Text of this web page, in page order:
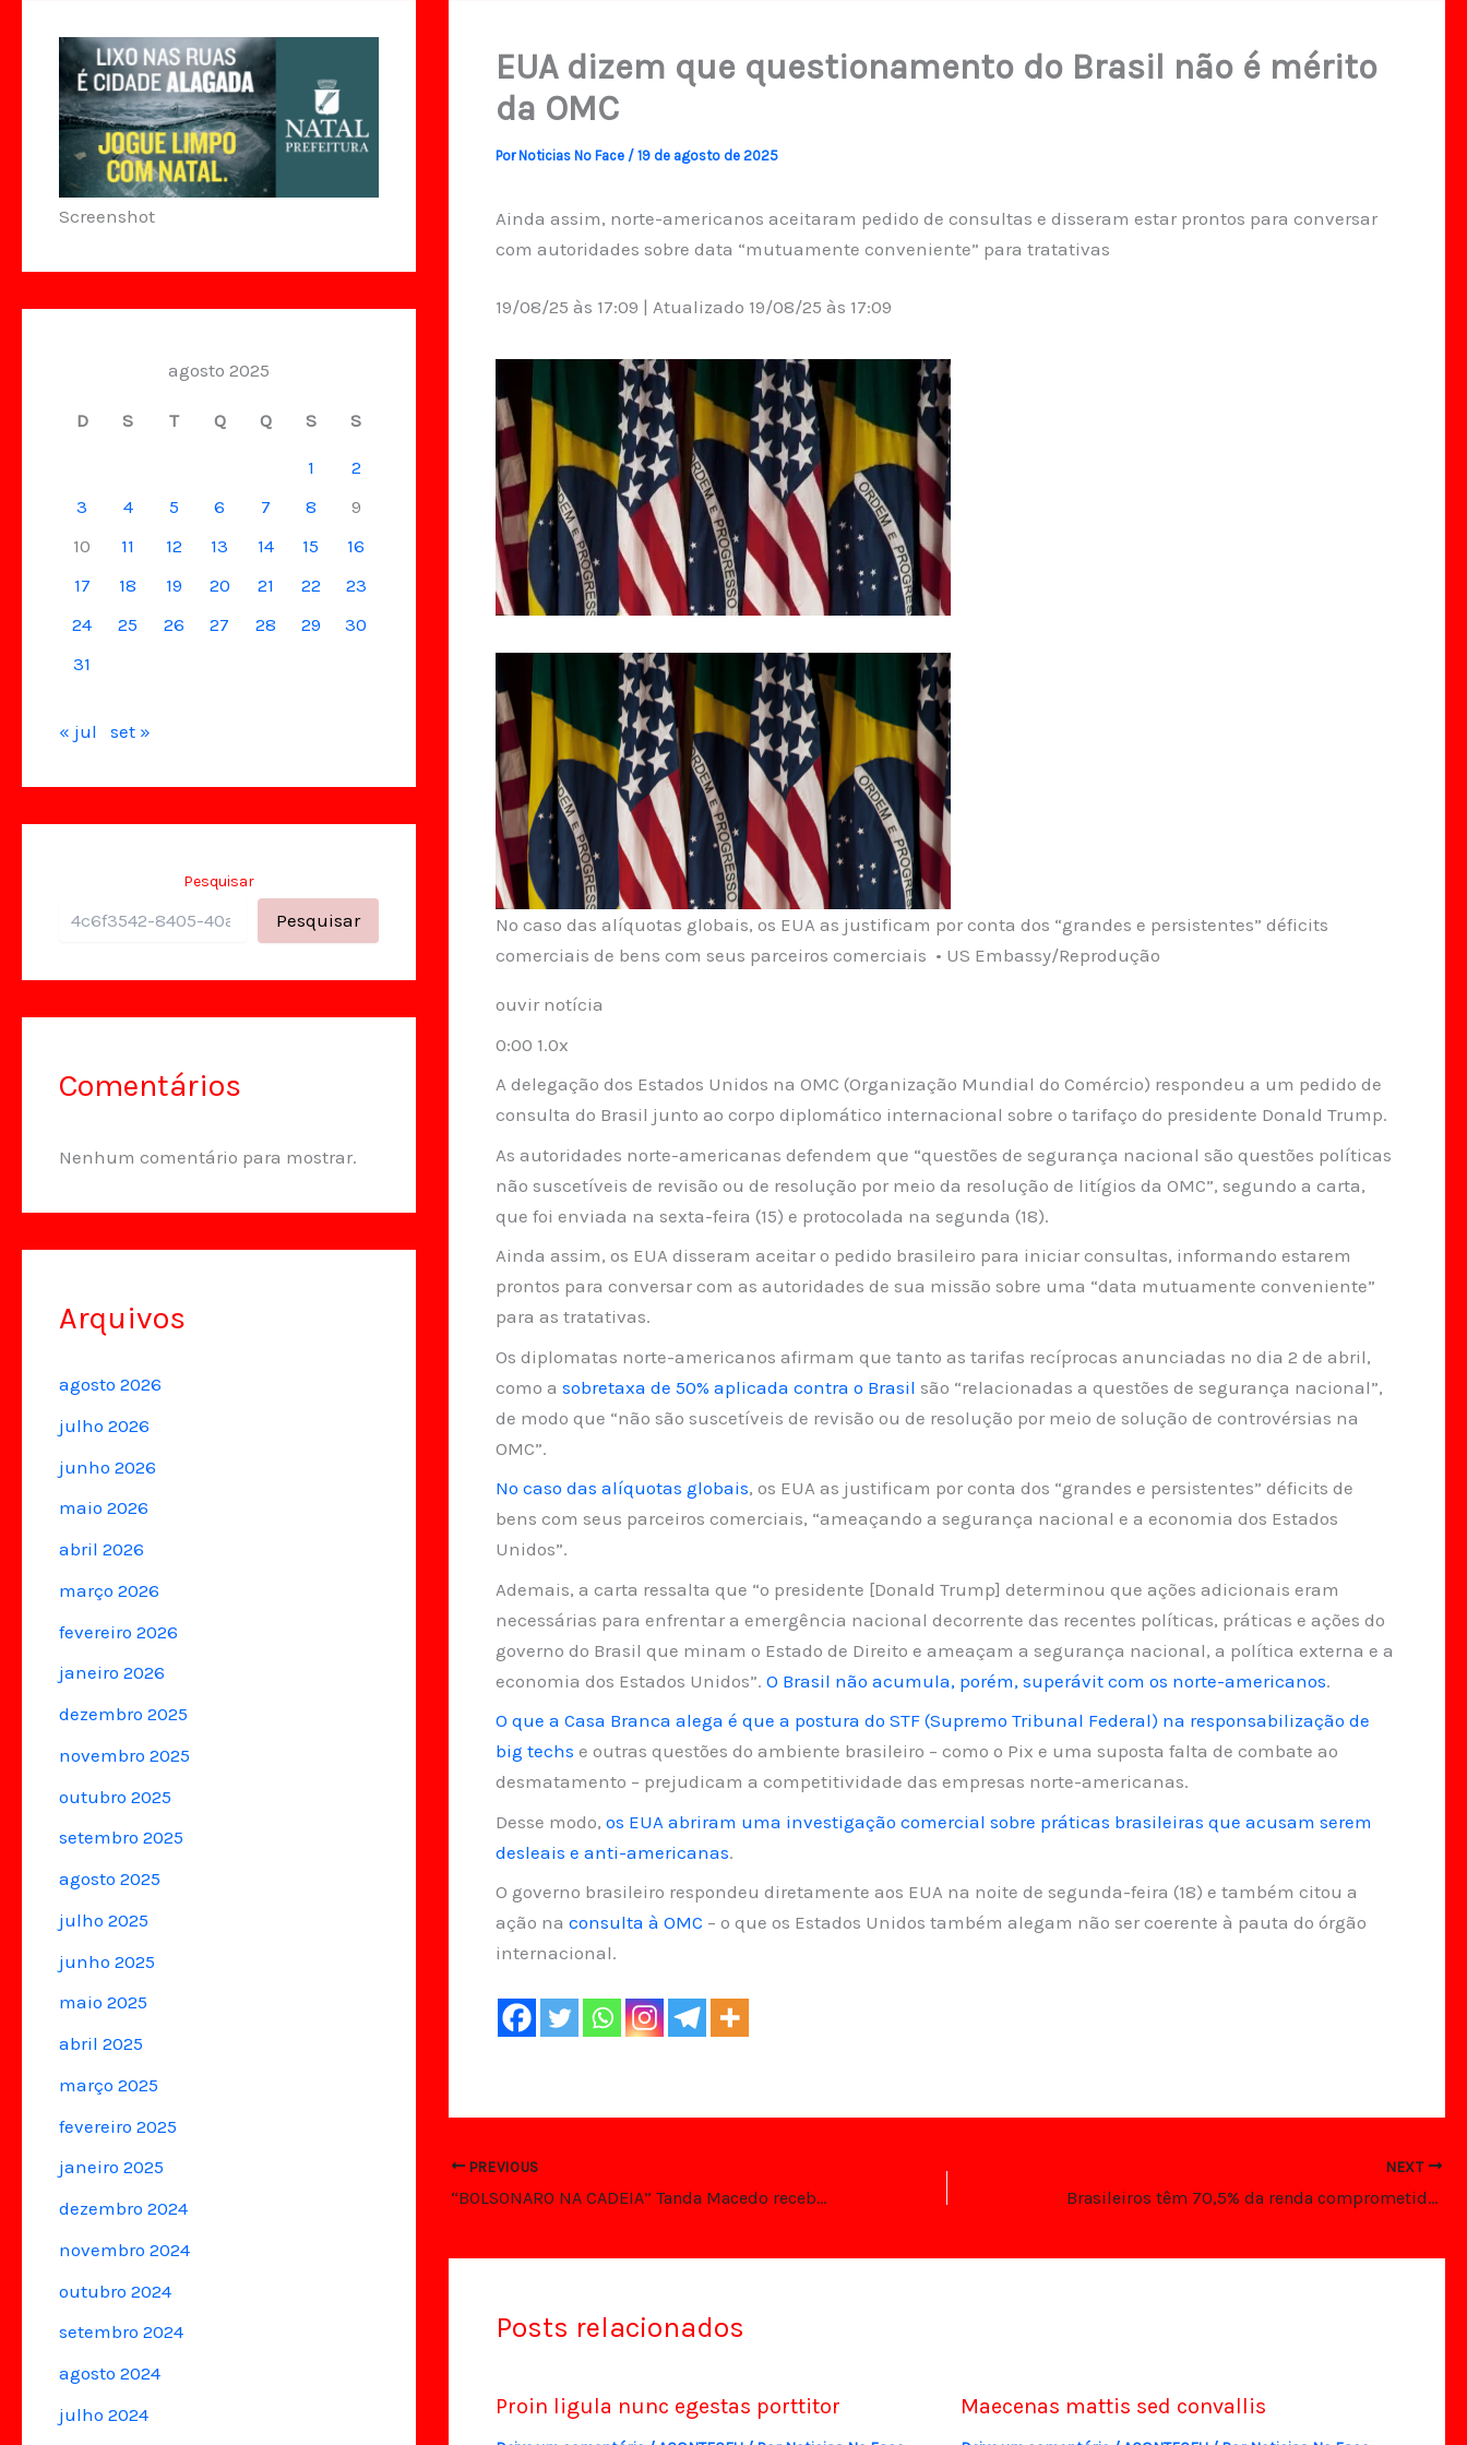
Screenshot
agosto 2025
D S T Q Q S S
1
2
3
4 5 6 7 8
9
10
11 12 13 14 15
16
17
18 19 20 21 22
23
24
25 26 27 28 29
30
31
« jul set »
Pesquisar
Pesquisar
Comentários
Nenhum comentário para mostrar.
Arquivos
agosto 2026
julho 2026
junho 2026
maio 2026
abril 2026
março 2026
fevereiro 2026
janeiro 2026
dezembro 2025
novembro 2025
outubro 2025
setembro 2025
agosto 2025
julho 2025
junho 2025
maio 2025
abril 2025
março 2025
fevereiro 2025
janeiro 2025
dezembro 2024
novembro 2024
outubro 2024
setembro 2024
agosto 2024
julho 2024
EUA dizem que questionamento do Brasil não é mérito
da OMC
PorNoticias No Face / 19 de agosto de 2025
Ainda assim, norte-americanos aceitaram pedido de consultas e disseram estar prontos para conversar
com autoridades sobre data “mutuamente conveniente” para tratativas
19/08/25 às 17:09 | Atualizado 19/08/25 às 17:09
No caso das alíquotas globais, os EUA as justificam por conta dos “grandes e persistentes” déficits
comerciais de bens com seus parceiros comerciais • US Embassy/Reprodução
ouvir notícia
0:00 1.0x
A delegação dos Estados Unidos na OMC (Organização Mundial do Comércio) respondeu a um pedido de
consulta do Brasil junto ao corpo diplomático internacional sobre o tarifaço do presidente Donald Trump.
As autoridades norte-americanas defendem que “questões de segurança nacional são questões políticas
não suscetíveis de revisão ou de resolução por meio da resolução de litígios da OMC”, segundo a carta,
que foi enviada na sexta-feira (15) e protocolada na segunda (18).
Ainda assim, os EUA disseram aceitar o pedido brasileiro para iniciar consultas, informando estarem
prontos para conversar com as autoridades de sua missão sobre uma “data mutuamente conveniente”
para as tratativas.
Os diplomatas norte-americanos afirmam que tanto as tarifas recíprocas anunciadas no dia 2 de abril,
como a sobretaxa de 50% aplicada contra o Brasil são “relacionadas a questões de segurança nacional”,
de modo que “não são suscetíveis de revisão ou de resolução por meio de solução de controvérsias na
OMC”.
No caso das alíquotas globais, os EUA as justificam por conta dos “grandes e persistentes” déficits de
bens com seus parceiros comerciais, “ameaçando a segurança nacional e a economia dos Estados
Unidos”.
Ademais, a carta ressalta que “o presidente [Donald Trump] determinou que ações adicionais eram
necessárias para enfrentar a emergência nacional decorrente das recentes políticas, práticas e ações do
governo do Brasil que minam o Estado de Direito e ameaçam a segurança nacional, a política externa e a
economia dos Estados Unidos”. O Brasil não acumula, porém, superávit com os norte-americanos.
O que a Casa Branca alega é que a postura do STF (Supremo Tribunal Federal) na responsabilização de
big techs e outras questões do ambiente brasileiro – como o Pix e uma suposta falta de combate ao
desmatamento – prejudicam a competitividade das empresas norte-americanas.
Desse modo, os EUA abriram uma investigação comercial sobre práticas brasileiras que acusam serem
desleais e anti-americanas.
O governo brasileiro respondeu diretamente aos EUA na noite de segunda-feira (18) e também citou a
ação na consulta à OMC – o que os Estados Unidos também alegam não ser coerente à pauta do órgão
internacional.
PREVIOUS
“BOLSONARO NA CADEIA” Tanda Macedo recebeu 30 mil reais para cantar “ATÉ” duas horas
NEXT
Brasileiros têm 70,5% da renda comprometida com contas, diz Serasa Experian
Posts relacionados
Proin ligula nunc egestas porttitor Maecenas mattis sed convallis